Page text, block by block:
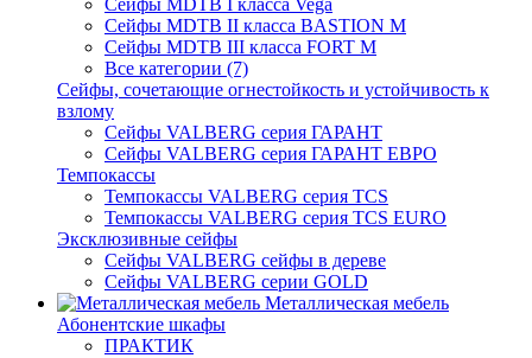
Сейфы MDTB I класса Vega
Сейфы MDTB II класса BASTION M
Сейфы MDTB III класса FORT M
Все категории (7)
Сейфы, сочетающие огнестойкость и устойчивость к
взлому
Сейфы VALBERG серия ГАРАНТ
Сейфы VALBERG серия ГАРАНТ ЕВРО
Темпокассы
Темпокассы VALBERG серия TCS
Темпокассы VALBERG серия TCS EURO
Эксклюзивные сейфы
Сейфы VALBERG сейфы в дереве
Сейфы VALBERG серии GOLD
Металлическая мебель
Абонентские шкафы
ПРАКТИК